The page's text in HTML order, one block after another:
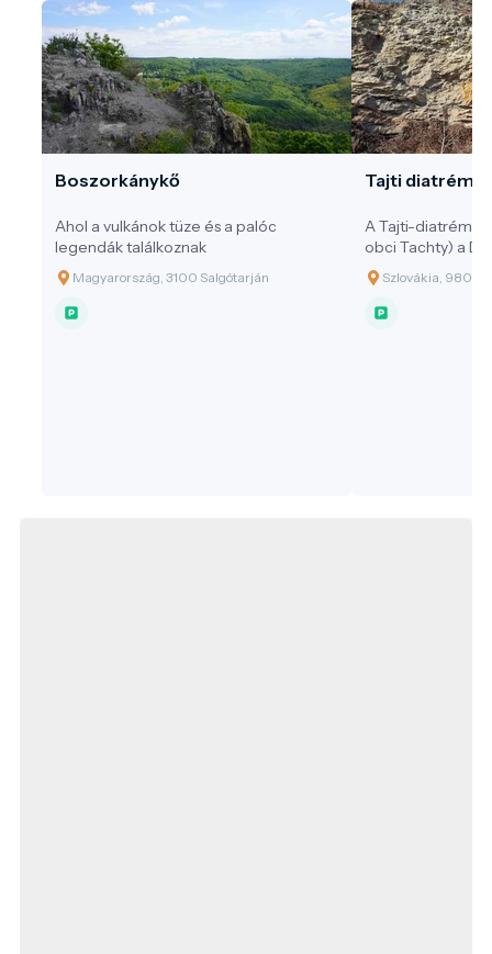
Boszorkánykő
Ahol a vulkánok tüze és a palóc
legendák találkoznak
Magyarország, 3100 Salgótarján
Tajti diatréma
A Tajti-diatréma
obci Tachty) a
magyar határ
(magyarul: Tajti)
található. Ez a
Szlovákia, 980 34